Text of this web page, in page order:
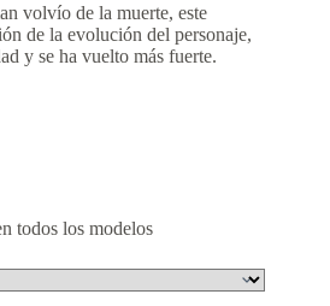
volvío de la muerte, este
de la evolución del personaje,
y se ha vuelto más fuerte.
todos los modelos